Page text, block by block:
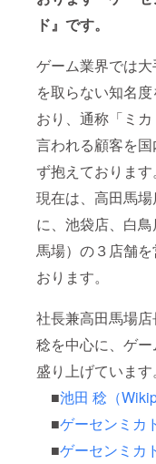
ド』です。
ゲーム業界では
を取らない知名
おり、通称「ミカ
言われる顧客を
ず抱えております。
現在は、高田馬
に、池袋店、白
馬場）の３店舗を
おります。
社長兼高田馬場店
稔を中心に、ゲ
盛り上げています。
■池田 稔（
■ゲーセンミカ
■ゲーセンミカ